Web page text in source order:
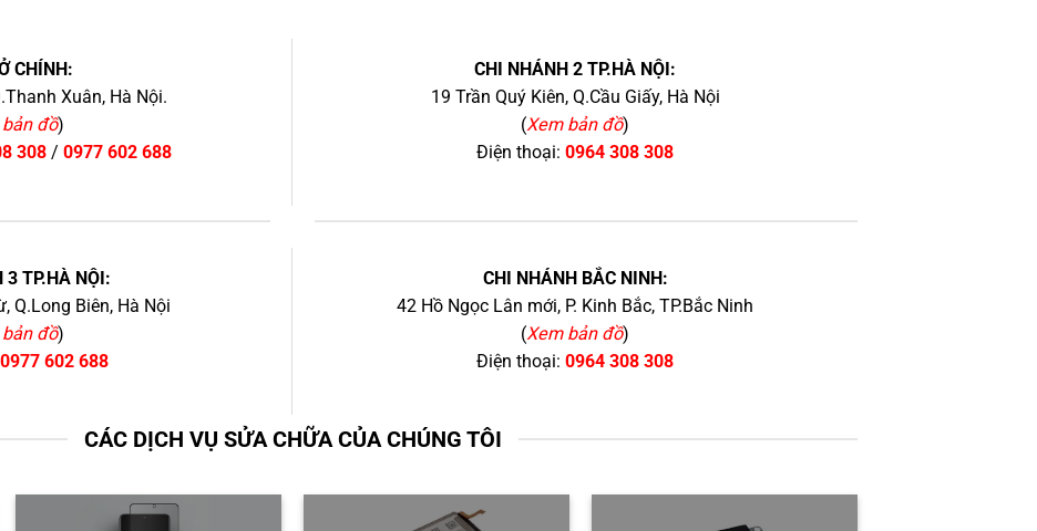
CHÍNH:
Xuân, Hà Nội.
đồ)
308/ 0977 602 688
CHI NHÁNH 2 TP.HÀ NỘI:
19 Trần Quý Kiên, Q.Cầu Giấy, Hà Nội
(Xem bản đồ)
Điện thoại: 0964 308 308
3 TP.HÀ NỘI:
Q.Long Biên, Hà Nội
đồ)
0977 602 688
CHI NHÁNH BẮC NINH:
42 Hồ Ngọc Lân mới, P. Kinh Bắc, TP.Bắc Ninh
(Xem bản đồ)
Điện thoại: 0964 308 308
CÁC DỊCH VỤ SỬA CHỮA CỦA CHÚNG TÔI